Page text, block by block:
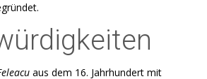
aus dem 16. Jahrhundert mit